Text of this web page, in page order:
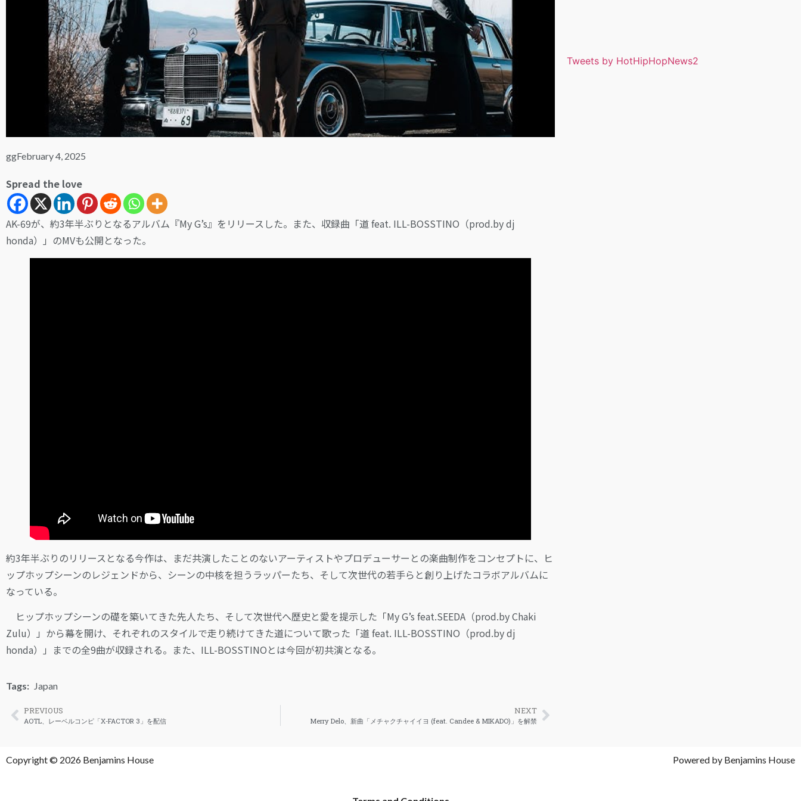
ggFebruary 4, 2025
Spread the love
AK-69が、約3年半ぶりとなるアルバム『My G’s』をリリースした。また、収録曲「道 feat. ILL-BOSSTINO（prod.by dj
honda）」のMVも公開となった。
約3年半ぶりのリリースとなる今作は、まだ共演したことのないアーティストやプロデューサーとの楽曲制作をコンセプトに、ヒ
ップホップシーンのレジェンドから、シーンの中核を担うラッパーたち、そして次世代の若手らと創り上げたコラボアルバムに
なっている。
ヒップホップシーンの礎を築いてきた先人たち、そして次世代へ歴史と愛を提示した「My G’s feat.SEEDA（prod.by Chaki
Zulu）」から幕を開け、それぞれのスタイルで走り続けてきた道について歌った「道 feat. ILL-BOSSTINO（prod.by dj
honda）」までの全9曲が収録される。また、ILL-BOSSTINOとは今回が初共演となる。
Tags: Japan
PREVIOUS
AOTL、レーベルコンピ「X-FACTOR 3」を配信
NEXT
Merry Delo、新曲「メチャクチャイイヨ (feat. Candee & MIKADO)」を解禁
Tweets by HotHipHopNews2
Copyright © 2026 Benjamins House Powered by Benjamins House